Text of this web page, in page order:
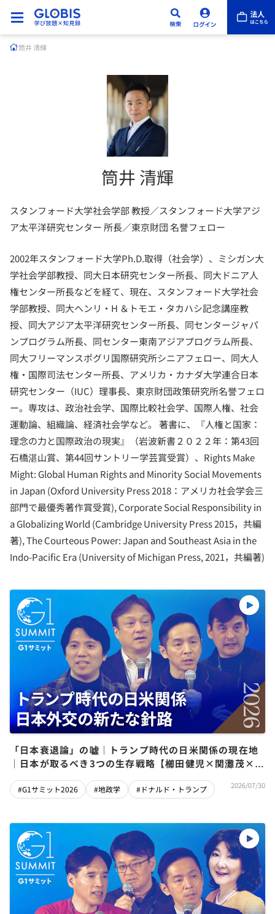
筒井 清輝
筒井 清輝
スタンフォード大学社会学部 教授／スタンフォード大学アジ
ア太平洋研究センター 所長／東京財団 名誉フェロー
2002年スタンフォード大学Ph.D.取得（社会学）、ミシガン大
学社会学部教授、同大日本研究センター所長、同大ドニア人
権センター所長などを経て、現在、スタンフォード大学社会
学部教授、同大ヘンリ・H ＆トモエ・タカハシ記念講座教
授、同大アジア太平洋研究センター所長、同センタージャパ
ンプログラム所長、同センター東南アジアプログラム所長、
同大フリーマンスポグリ国際研究所シニアフェロー、同大人
権・国際司法センター所長、アメリカ・カナダ大学連合日本
研究センター（IUC）理事長、東京財団政策研究所名誉フェロ
ー。専攻は、政治社会学、国際比較社会学、国際人権、社会
運動論、組織論、経済社会学など。 著書に、『人権と国家：
理念の力と国際政治の現実』（岩波新書２０２２年：第43回
石橋湛山賞、第44回サントリー学芸賞受賞）、Rights Make
Might: Global Human Rights and Minority Social Movements
in Japan (Oxford University Press 2018：アメリカ社会学会三
部門で最優秀著作賞受賞), Corporate Social Responsibility in
a Globalizing World (Cambridge University Press 2015，共編
著), The Courteous Power: Japan and Southeast Asia in the
Indo-Pacific Era (University of Michigan Press, 2021，共編著)
「日本衰退論」の嘘｜トランプ時代の日米関係の現在地
｜日本が取るべき3つの生存戦略【櫛田健児×関灘茂×堀
井巌×筒井清輝】
#G1サミット2026 #地政学 #ドナルド・トランプ 2026/07/30